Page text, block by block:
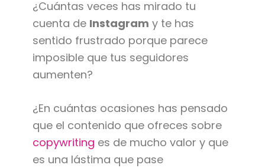
¿Cuántas veces has mirado tu
cuenta de Instagram y te has
sentido frustrado porque parece
imposible que tus seguidores
aumenten?
¿En cuántas ocasiones has pensado
que el contenido que ofreces sobre
copywriting es de mucho valor y que
es una lástima que pase